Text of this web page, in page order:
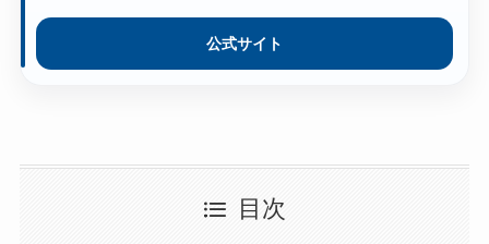
公式サイト
目次